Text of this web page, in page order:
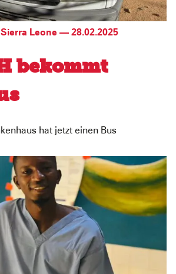
Sierra Leone — 28.02.2025
bekommt
hat jetzt einen Bus